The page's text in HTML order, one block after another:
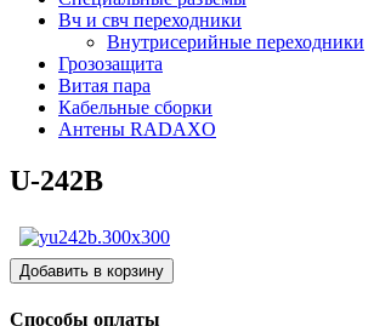
Вч и свч переходники
Внутрисерийные переходники
Грозозащита
Витая пара
Кабельные сборки
Антены RADAXO
U-242B
Способы оплаты